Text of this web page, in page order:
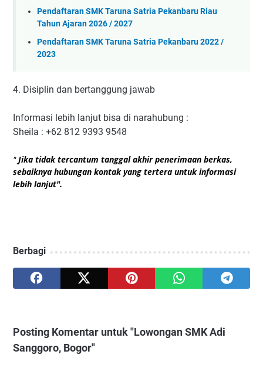
Pendaftaran SMK Taruna Satria Pekanbaru Riau
Tahun Ajaran 2026 / 2027
Pendaftaran SMK Taruna Satria Pekanbaru 2022 /
2023
4. Disiplin dan bertanggung jawab
Informasi lebih lanjut bisa di narahubung :
Sheila : +62 812 9393 9548
" Jika tidak tercantum tanggal akhir penerimaan berkas,
sebaiknya hubungan kontak yang tertera untuk informasi
lebih lanjut".
Berbagi
Posting Komentar untuk "Lowongan SMK Adi
Sanggoro, Bogor"